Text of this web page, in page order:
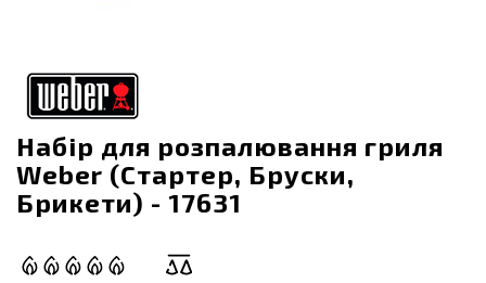
Набір для розпалювання гриля
Weber (Стартер, Бруски,
Брикети) - 17631